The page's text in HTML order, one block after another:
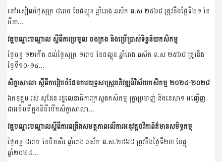
នៅរសៀលថ្ងៃសុក្រ ៨រោច ខែផល្គុន ឆ្នាំរោង ឆស័ក ព.ស ២៥៦៨ ត្រូវនឹងថ្ងៃទី២១ ខែ
មីនា...
វគ្គបណ្តុះបណ្តាល ស្តីពីការប្រមូល ចងក្រង និងប្រើប្រាស់ទិន្នន័យកសិកម្ម
ថ្ងៃចន្ទ ១២កើត ដល់ថ្ងៃសុក្រ ១រោច ខែផល្គុន ឆ្នាំរោង ឆស័ក ព.ស ២៥៦៨ ត្រូវនឹង
ថ្ងៃទី១០-១៤...
សិក្ខាសាលា ស្ដីពីការៀបចំផែនការយុទ្ធសាស្រ្តអភិវឌ្ឍន៍វិស័យកសិកម្ម ២០២៤-២០២៨
ឯកឧត្តម រស់ សូដែន រដ្ឋលេខាធិការក្រសួងកសិកម្ម រុក្ខាប្រមាញ់ និងនេសាទ អញ្ជេីញ
ជាអធិបតីក្នុងពិធីបើកសិក្ខាសាលា...
វគ្គបណ្តុះបណ្តាលស្តីពីការពង្រឹងសមត្ថភាពលើការអនុវត្តថវិកាព័ត៌មានសមិទ្ធកម្ម
ថ្ងៃចន្ទ ៨រោច ខែមិគសិរ ឆ្នាំរោង ឆស័ក ព.ស.២៥៦៨ ត្រូវនឹងថ្ងៃទី២៣ ខែធ្នូ
ឆ្នាំ២០២៤...